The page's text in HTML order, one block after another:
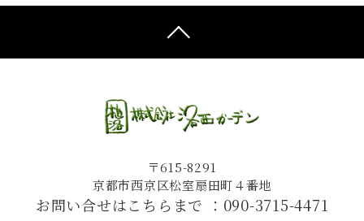
〒615-8291
京都市西京区松室扇田町４番地
お問い合せはこちらまで ： 090-3715-4471